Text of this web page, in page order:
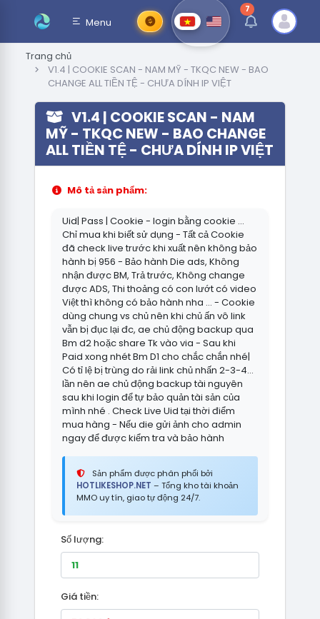
Menu
7thông báo chưa
Trang chủ
V1.4 | COOKIE SCAN - NAM MỸ - TKQC NEW - BAO
CHANGE ALL TIỀN TỆ - CHƯA DÍNH IP VIỆT
V1.4 | COOKIE SCAN - NAM
MỸ - TKQC NEW - BAO CHANGE
ALL TIỀN TỆ - CHƯA DÍNH IP VIỆT
Mô tả sản phẩm:
Uid| Pass | Cookie - login bằng cookie ...
Chỉ mua khi biết sử dụng - Tất cả Cookie
đã check live trước khi xuất nên không bảo
hành bị 956 - Bảo hành Die ads, Không
nhận được BM, Trả trước, Không change
được ADS, Thi thoảng có con lướt có video
Việt thì không có bảo hành nha ... - Cookie
dùng chung vs chủ nên khi chủ ấn vô link
vẫn bị đục lại đc, ae chủ động backup qua
Bm d2 hoặc share Tk vào via - Sau khi
Paid xong nhét Bm D1 cho chắc chắn nhé|
Có tỉ lệ bị trùng do rải link chủ nhấn 2-3-4…
lần nên ae chủ động backup tài nguyên
sau khi login để tự bảo quản tài sản của
mình nhé . Check Live Uid tại thời điểm
mua hàng - Nếu die gửi ảnh cho admin
ngay để được kiểm tra và bảo hành
Sản phẩm được phân phối bởi
HOTLIKESHOP.NET – Tổng kho tài khoản
MMO uy tín, giao tự động 24/7.
Số lượng:
Giá tiền: